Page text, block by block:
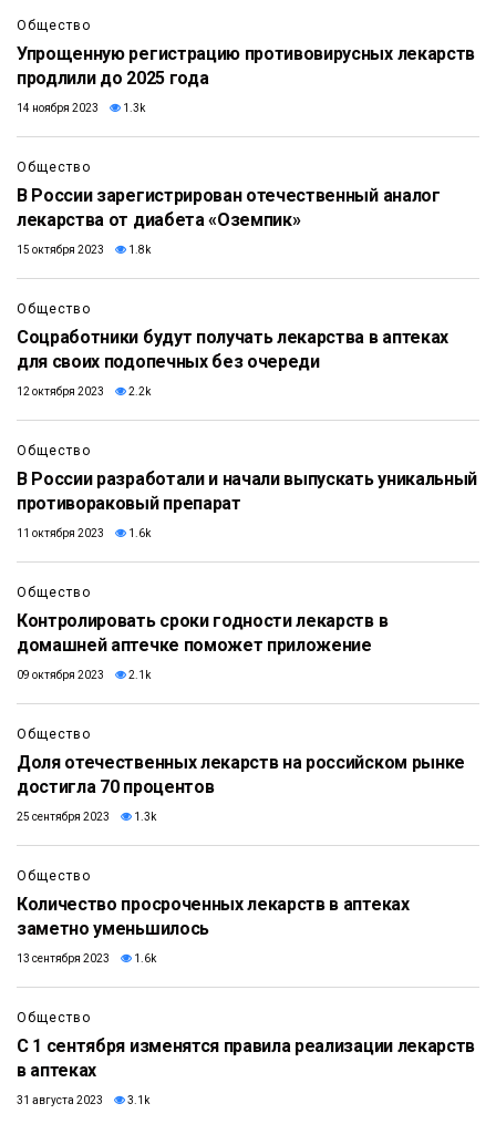
Общество
Упрощенную регистрацию противовирусных лекарств
продлили до 2025 года
14 ноября 2023 1.3k
Общество
В России зарегистрирован отечественный аналог
лекарства от диабета «Оземпик»
15 октября 2023 1.8k
Общество
Соцработники будут получать лекарства в аптеках
для своих подопечных без очереди
12 октября 2023 2.2k
Общество
В России разработали и начали выпускать уникальный
противораковый препарат
11 октября 2023 1.6k
Общество
Контролировать сроки годности лекарств в
домашней аптечке поможет приложение
09 октября 2023 2.1k
Общество
Доля отечественных лекарств на российском рынке
достигла 70 процентов
25 сентября 2023 1.3k
Общество
Количество просроченных лекарств в аптеках
заметно уменьшилось
13 сентября 2023 1.6k
Общество
С 1 сентября изменятся правила реализации лекарств
в аптеках
31 августа 2023 3.1k